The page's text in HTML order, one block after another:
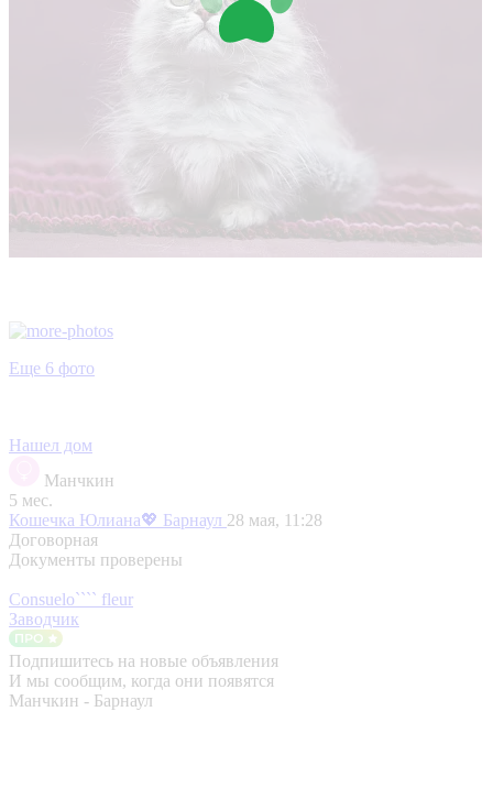
Еще 6 фото
Нашел дом
Манчкин
5 мес.
Кошечка Юлиана💖 Барнаул 28 мая, 11:28
Договорная
Документы проверены
Consuelo```` fleur
Заводчик
Подпишитесь на новые объявления
И мы сообщим, когда они появятся
Манчкин - Барнаул